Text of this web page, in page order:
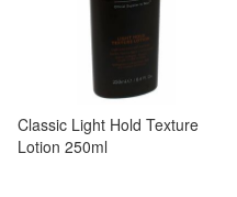
Classic Light Hold Texture
Lotion 250ml